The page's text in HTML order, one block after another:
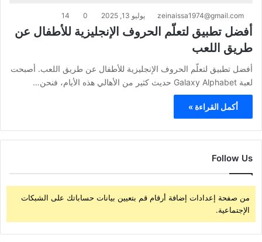
zeinaissa1974@gmail.com يوليو 13, 2025 0
14
أفضل تطبيق لتعلّم الحروف الإنجليزية للأطفال عن
طريق اللعب
أفضل تطبيق لتعلّم الحروف الإنجليزية للأطفال عن طريق اللعب. أصبحت
لعبة Galaxy Alphabet حديث كثير من الأهالي هذه الأيام، فنحن…
أكمل القراءة »
Follow Us
من صفحة إعدادات إضافة أرقام قم بتعيين بيانات حساباتك على الشبكات
الإجتماعية.